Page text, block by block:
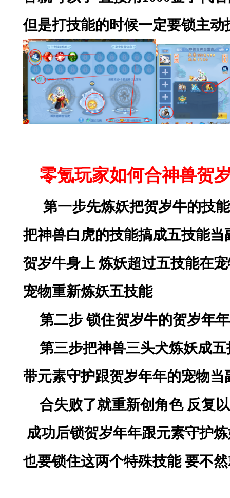
但是打技能的时候一定要锁主动
零氪玩家如何合神兽贺
第一步先炼妖把贺岁牛的技
把神兽白虎的技能搞成五技能当
贺岁牛身上 炼妖超过五技能在
宠物重新炼妖五技能
第二步 锁住贺岁牛的贺岁年
第三步把神兽三头犬炼妖成
带元素守护跟贺岁年年的宠物当
合失败了就重新创角色 反复
成功后锁贺岁年年跟元素守护
也要锁住这两个特殊技能 要不